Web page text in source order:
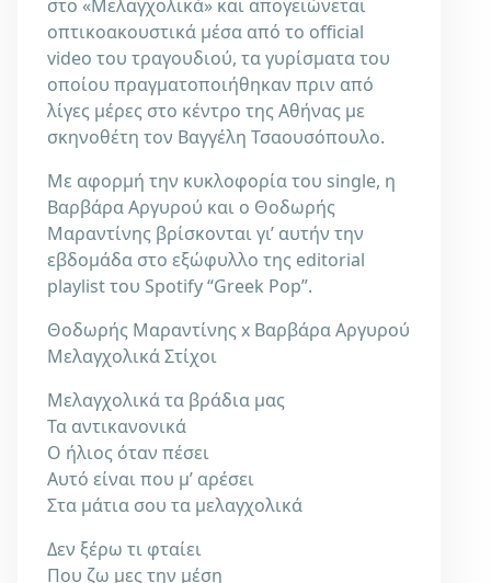
στο «Μελαγχολικά» και απογειώνεται
οπτικοακουστικά μέσα από το official
video του τραγουδιού, τα γυρίσματα του
οποίου πραγματοποιήθηκαν πριν από
λίγες μέρες στο κέντρο της Αθήνας με
σκηνοθέτη τον Βαγγέλη Τσαουσόπουλο.
Με αφορμή την κυκλοφορία του single, η
Βαρβάρα Αργυρού και ο Θοδωρής
Μαραντίνης βρίσκονται γι’ αυτήν την
εβδομάδα στο εξώφυλλο της editorial
playlist του Spotify “Greek Pop”.
Θοδωρής Μαραντίνης x Βαρβάρα Αργυρού
Μελαγχολικά Στίχοι
Μελαγχολικά τα βράδια μας
Τα αντικανονικά
Ο ήλιος όταν πέσει
Αυτό είναι που μ’ αρέσει
Στα μάτια σου τα μελαγχολικά
Δεν ξέρω τι φταίει
Που ζω μες την μέση